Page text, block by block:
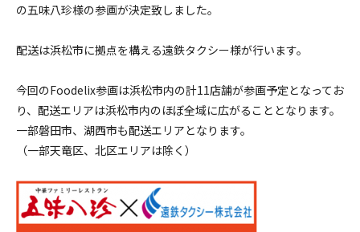
の五味八珍様の参画が決定致しました。
配送は浜松市に拠点を構える遠鉄タクシー様が行います。
今回のFoodelix参画は浜松市内の計11店舗が参画予定となってお
り、 配送エリアは浜松市内のほぼ全域に広がることとなります。
一部磐田市、湖西市も配送エリアとなります。
（一部天竜区、北区エリアは除く）